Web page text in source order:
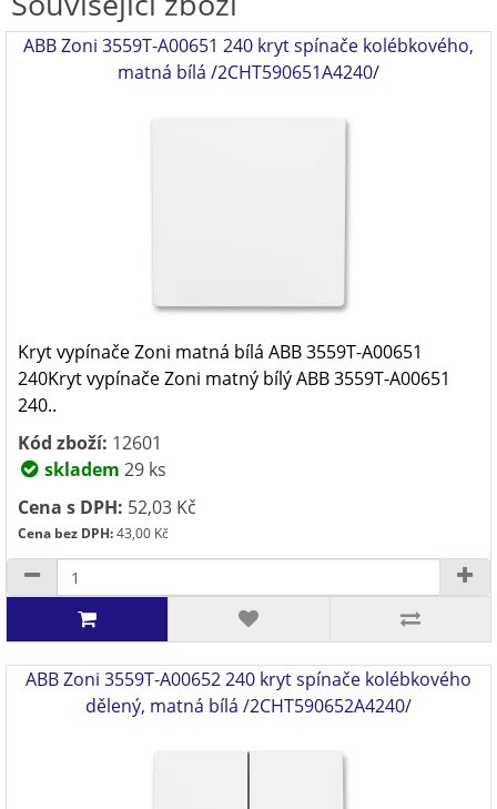
ABB Zoni 3559T-A00651 240 kryt spínače kolébkového,
matná bílá /2CHT590651A4240/
Kryt vypínače Zoni matná bílá ABB 3559T-A00651
240Kryt vypínače Zoni matný bílý ABB 3559T-A00651
240..
Kód zboží: 12601
skladem 29 ks
Cena s DPH: 52,03 Kč
Cena bez DPH:43,00 Kč
ABB Zoni 3559T-A00652 240 kryt spínače kolébkového
dělený, matná bílá /2CHT590652A4240/